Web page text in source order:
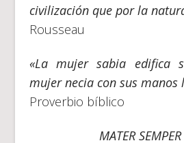
civilización que por la
Rousseau
«La mujer sabia edifica
mujer necia con sus manos
Proverbio bíblico
MATER SEMPER